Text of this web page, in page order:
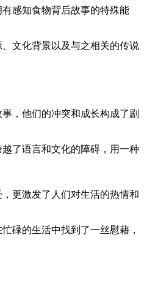
感知食物背后故事的特殊能
文化背景以及与之相关的传说
，他们的冲突和成长构成了剧
了语言和文化的障碍，用一种
更激发了人们对生活的热情和
碌的生活中找到了一丝慰藉，